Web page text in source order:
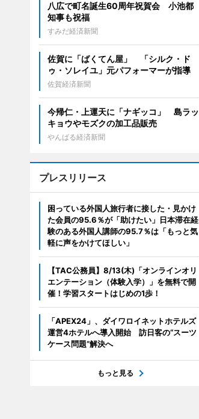
八広で町名誕生60周年祝賀会 小池都
知事も祝福
すみだ経済新聞
佐賀に「ばくてん屋」 「シルク・ド
ゥ・ソレイユ」元パフォーマーが指導
佐賀経済新聞
今帰仁・上運天に「ナギッコ」 島ラッ
キョウやモズクの加工品販売
やんばる経済新聞
プレスリリース
困っている外国人旅行者に接した・見かけ
た会員の95.6％が「助けたい」日本滞在経
験のある外国人講師の95.7％は「もっと気
軽に声をかけてほしい」
【TAC公務員】8/13(木)「オンラインオリ
エンテーション（体験入学）」を無料で開
催！学習スタートはじめの1歩！
「APEX24」、ダイワロイネットホテルズ
運営4ホテルへ導入開始 訪日客の“スーツ
ケース問題”解決へ
もっと見る